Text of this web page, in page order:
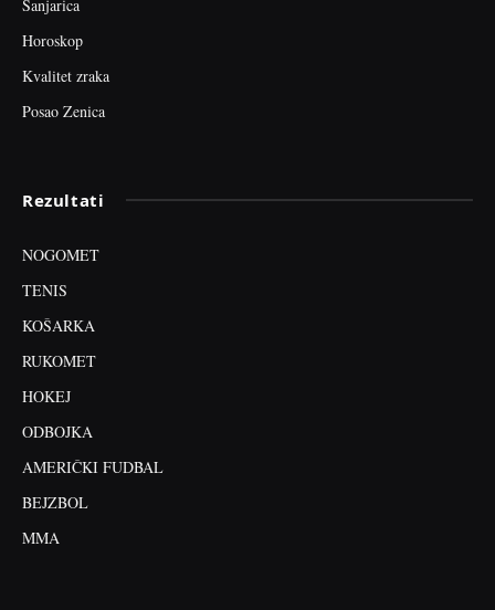
Sanjarica
Horoskop
Kvalitet zraka
Posao Zenica
Rezultati
NOGOMET
TENIS
KOŠARKA
RUKOMET
HOKEJ
ODBOJKA
AMERIČKI FUDBAL
BEJZBOL
MMA